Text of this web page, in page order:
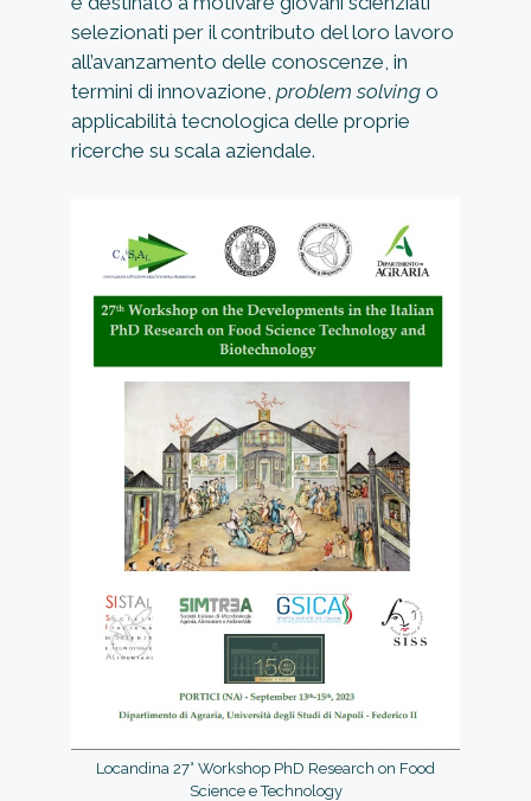
selezionati per il contributo del loro lavoro
all’avanzamento delle conoscenze, in
termini di innovazione, problem solving o
applicabilità tecnologica delle proprie
ricerche su scala aziendale.
Locandina 27° Workshop PhD Research on Food
Science e Technology